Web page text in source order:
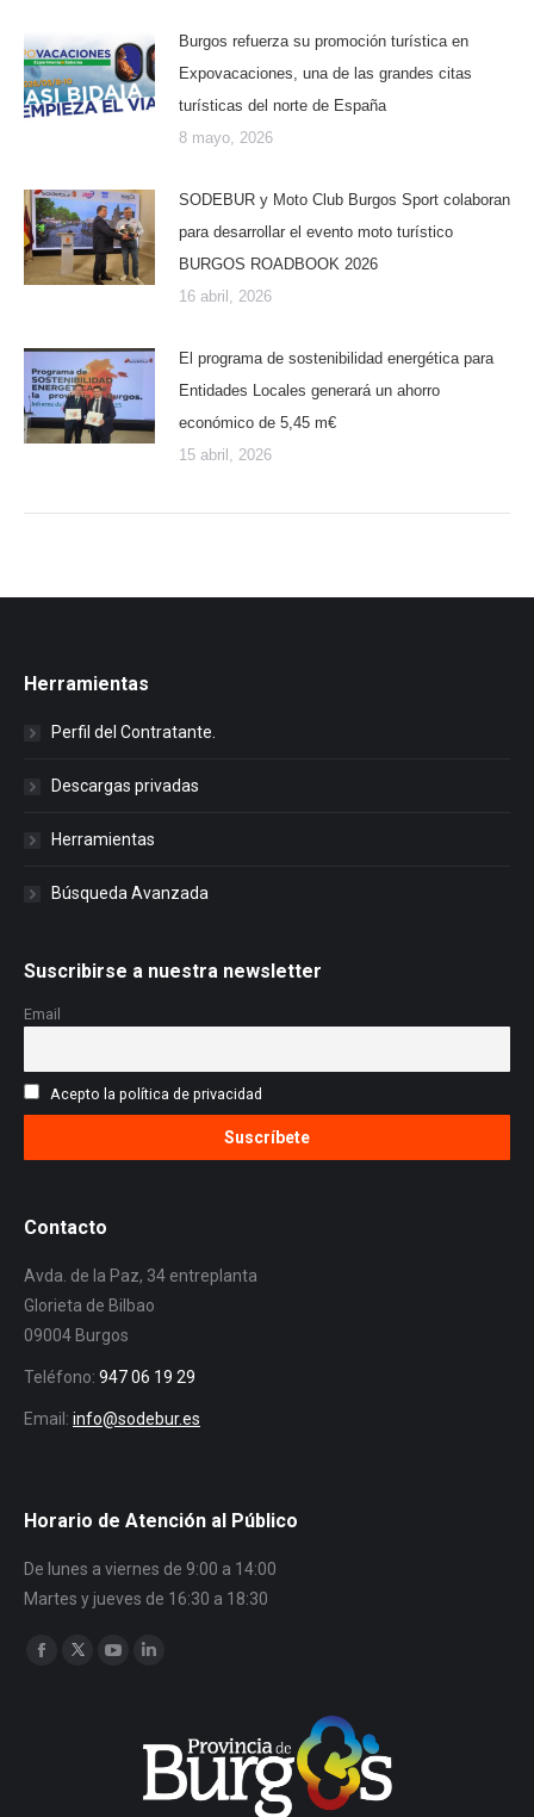
Burgos refuerza su promoción turística en
Expovacaciones, una de las grandes citas
turísticas del norte de España
8 mayo, 2026
SODEBUR y Moto Club Burgos Sport colaboran
para desarrollar el evento moto turístico
BURGOS ROADBOOK 2026
16 abril, 2026
El programa de sostenibilidad energética para
Entidades Locales generará un ahorro
económico de 5,45 m€
15 abril, 2026
Herramientas
Perfil del Contratante.
Descargas privadas
Herramientas
Búsqueda Avanzada
Suscribirse a nuestra newsletter
Email
Acepto la política de privacidad
Contacto
Avda. de la Paz, 34 entreplanta
Glorieta de Bilbao
09004 Burgos
Teléfono: 947 06 19 29
Email: info@sodebur.es
Horario de Atención al Público
De lunes a viernes de 9:00 a 14:00
Martes y jueves de 16:30 a 18:30
Encuéntranos en:
Facebook